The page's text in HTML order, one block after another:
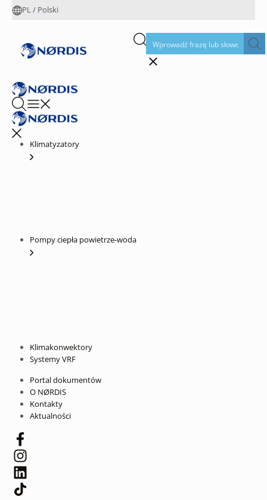
PL/ Polski
Klimatyzatory
Pompy ciepła powietrze-woda
Klimakonwektory
Systemy VRF
Portal dokumentów
O NØRDIS
Kontakty
Aktualności